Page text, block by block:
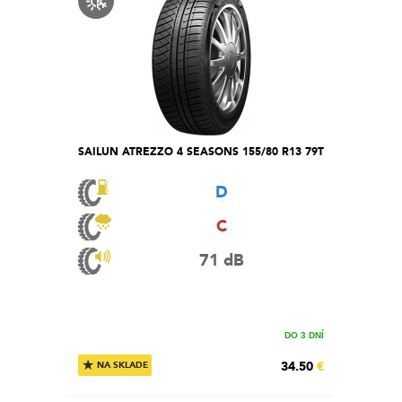
SAILUN ATREZZO 4 SEASONS 155/80 R13 79T
D
C
71 dB
★ NA SKLADE
DO 3 DNÍ
34.50 €